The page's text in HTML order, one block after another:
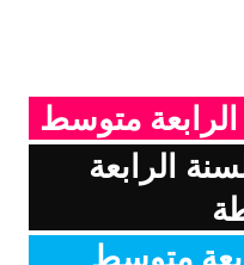
الرابعة متوسط
الرابعة